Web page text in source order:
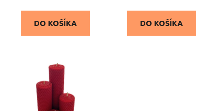
DO KOŠÍKA DO KOŠÍKA